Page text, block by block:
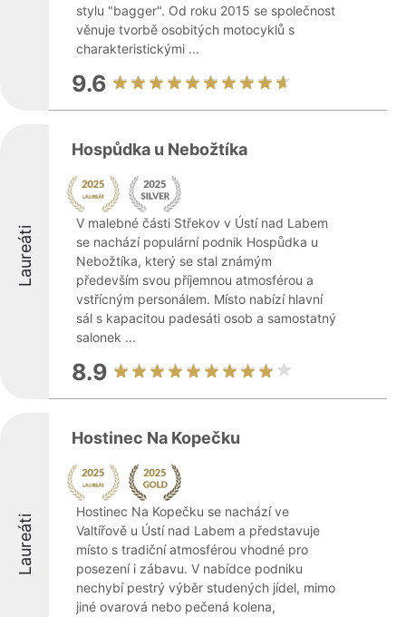
stylu "bagger". Od roku 2015 se společnost
věnuje tvorbě osobitých motocyklů s
charakteristickými ...
9.6
Laureáti
Hospůdka u Nebožtíka
V malebné části Střekov v Ústí nad Labem
se nachází populární podnik Hospůdka u
Nebožtíka, který se stal známým
především svou příjemnou atmosférou a
vstřícným personálem. Místo nabízí hlavní
sál s kapacitou padesáti osob a samostatný
salonek ...
8.9
Laureáti
Hostinec Na Kopečku
Hostinec Na Kopečku se nachází ve
Valtířově u Ústí nad Labem a představuje
místo s tradiční atmosférou vhodné pro
posezení i zábavu. V nabídce podniku
nechybí pestrý výběr studených jídel, mimo
jiné ovarová nebo pečená kolena,